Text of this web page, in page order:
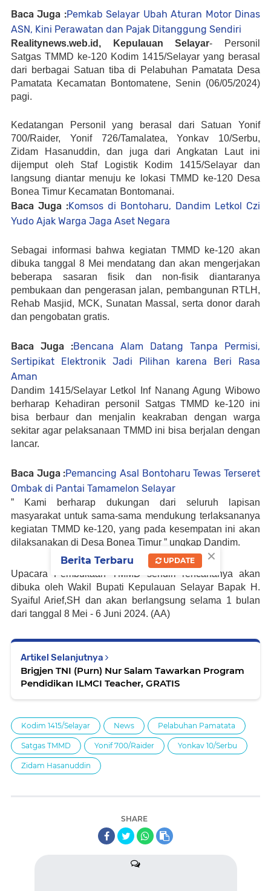
Baca Juga :Pemkab Selayar Ubah Aturan Motor Dinas
ASN, Kini Perawatan dan Pajak Ditanggung Sendiri
Realitynews.web.id, Kepulauan Selayar- Personil
Satgas TMMD ke-120 Kodim 1415/Selayar yang berasal
dari berbagai Satuan tiba di Pelabuhan Pamatata Desa
Pamatata Kecamatan Bontomatene, Senin (06/05/2024)
pagi.
Kedatangan Personil yang berasal dari Satuan Yonif
700/Raider, Yonif 726/Tamalatea, Yonkav 10/Serbu,
Zidam Hasanuddin, dan juga dari Angkatan Laut ini
dijemput oleh Staf Logistik Kodim 1415/Selayar dan
langsung diantar menuju ke lokasi TMMD ke-120 Desa
Bonea Timur Kecamatan Bontomanai.
Baca Juga :Komsos di Bontoharu, Dandim Letkol Czi
Yudo Ajak Warga Jaga Aset Negara
Sebagai informasi bahwa kegiatan TMMD ke-120 akan
dibuka tanggal 8 Mei mendatang dan akan mengerjakan
beberapa sasaran fisik dan non-fisik diantaranya
pembukaan dan pengerasan jalan, pembangunan RTLH,
Rehab Masjid, MCK, Sunatan Massal, serta donor darah
dan pengobatan gratis.
Baca Juga :Bencana Alam Datang Tanpa Permisi,
Sertipikat Elektronik Jadi Pilihan karena Beri Rasa
Aman
Dandim 1415/Selayar Letkol Inf Nanang Agung Wibowo
berharap Kehadiran personil Satgas TMMD ke-120 ini
bisa berbaur dan menjalin keakraban dengan warga
sekitar agar pelaksanaan TMMD ini bisa berjalan dengan
lancar.
Baca Juga :Pemancing Asal Bontoharu Tewas Terseret
Ombak di Pantai Tamamelon Selayar
” Kami berharap dukungan dari seluruh lapisan
masyarakat untuk sama-sama mendukung terlaksananya
kegiatan TMMD ke-120, yang pada kesempatan ini akan
dilaksanakan di Desa Bonea Timur ” ungkap Dandim.
Upacara Pembukaan TMMD sendiri rencananya akan
dibuka oleh Wakil Bupati Kepulauan Selayar Bapak H.
Syaiful Arief,SH dan akan berlangsung selama 1 bulan
dari tanggal 8 Mei - 6 Juni 2024. (AA)
Artikel Selanjutnya
Brigjen TNI (Purn) Nur Salam Tawarkan Program
Pendidikan ILMCI Teacher, GRATIS
Kodim 1415/Selayar News Pelabuhan Pamatata
Satgas TMMD Yonif 700/Raider Yonkav 10/Serbu
Zidam Hasanuddin
SHARE
×
Berita Terbaru UPDATE